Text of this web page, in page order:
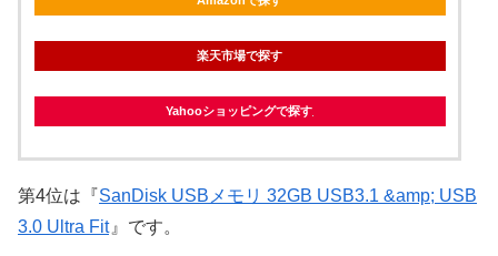
楽天市場で探す
Yahooショッピングで探す
第4位は『SanDisk USBメモリ 32GB USB3.1 &amp; USB
3.0 Ultra Fit 』です。